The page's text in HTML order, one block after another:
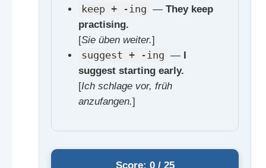
keep + -ing — They keep
practising.
[Sie üben weiter.]
suggest + -ing — I
suggest starting early.
[Ich schlage vor, früh
anzufangen.]
Score: 0 / 25